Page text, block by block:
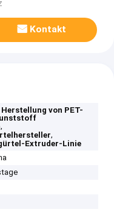
Kontakt
von PET-
,
,
Extruder-Linie